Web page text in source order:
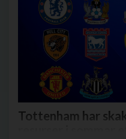
Tottenham har